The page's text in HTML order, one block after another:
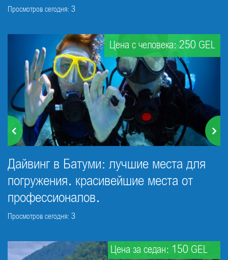
Просмотров сегодня: 3
Цена с человека: 250 GEL
Дайвинг в Батуми: лучшие места для
погружения. красивейшие места от
профессионалов.
Просмотров сегодня: 3
Цена за седан: 150 GEL